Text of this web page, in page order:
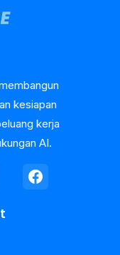
kesiapan
kerja
AI.